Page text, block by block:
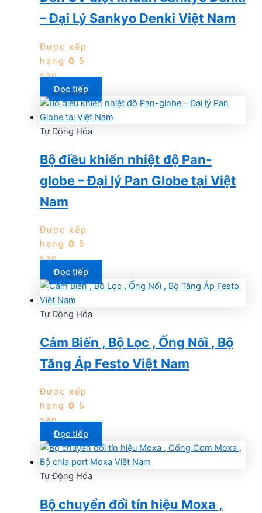
– Đại Lý Sankyo Denki Việt Nam
Được xếp
hạng 0 5
sao
Đọc tiếp
Tự Động Hóa
Bộ điều khiển nhiệt độ Pan-
globe – Đại lý Pan Globe tại Việt
Nam
Được xếp
hạng 0 5
sao
Đọc tiếp
Tự Động Hóa
Cảm Biến , Bộ Lọc , Ống Nối , Bộ
Tăng Áp Festo Việt Nam
Được xếp
hạng 0 5
sao
Đọc tiếp
Tự Động Hóa
Bộ chuyển đổi tín hiệu Moxa ,